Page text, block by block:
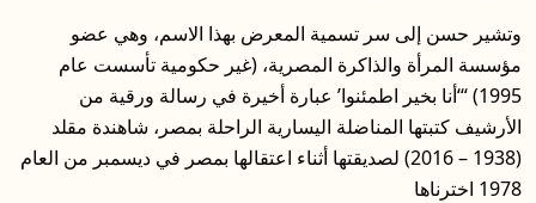
وتشير حسن إلى سر تسمية المعرض بهذا الاسم، وهي عضو
مؤسسة المرأة والذاكرة المصرية، (غير حكومية تأسست عام
1995) “‘أنا بخير اطمئنوا’ عبارة أخيرة في رسالة ورقية من
الأرشيف كتبتها المناضلة اليسارية الراحلة بمصر، شاهندة مقلد
(1938 – 2016) لصديقتها أثناء اعتقالها بمصر في ديسمبر من العام
1978 اخترناها